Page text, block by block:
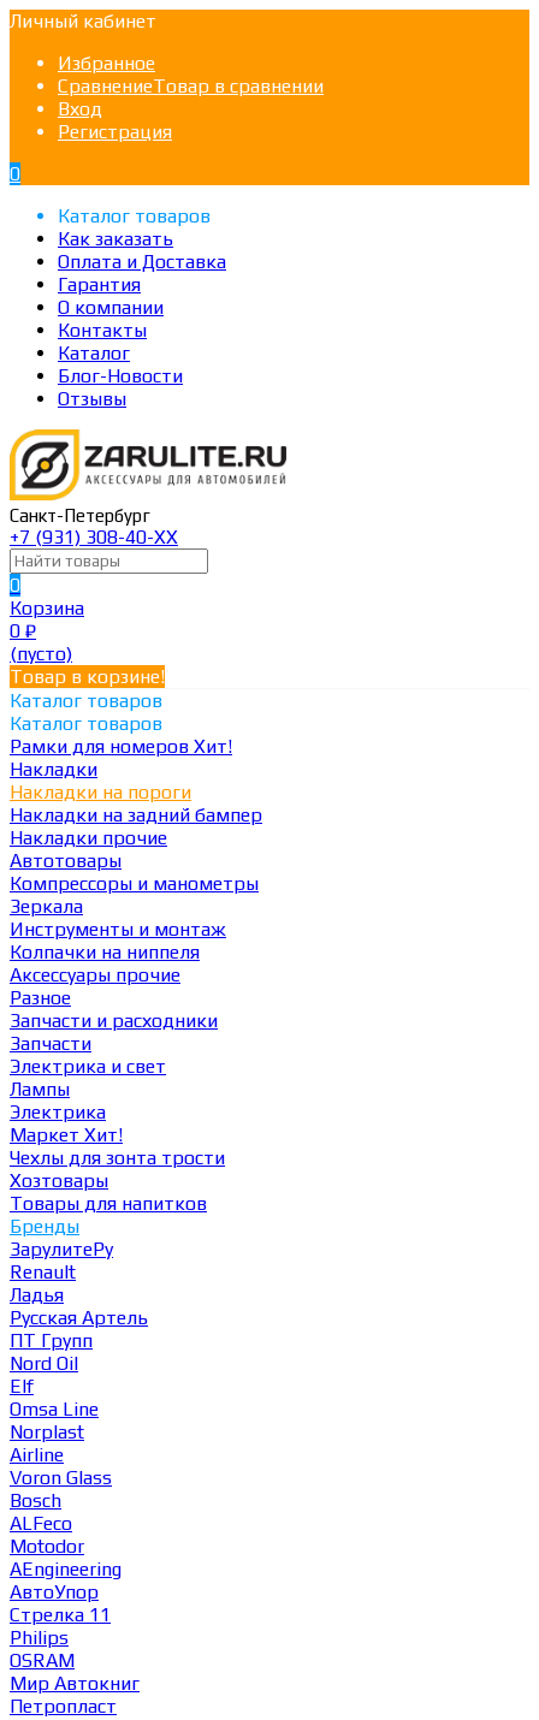
Личный кабинет
Избранное
СравнениеТовар в сравнении
Вход
Регистрация
0
Каталог товаров
Как заказать
Оплата и Доставка
Гарантия
О компании
Контакты
Каталог
Блог-Новости
Отзывы
Санкт-Петербург
+7 (931) 308-40-ХХ
0
Корзина
0 ₽
(пусто)
Товар в корзине!
Каталог товаров
Каталог товаров
Рамки для номеров Хит!
Накладки
Накладки на пороги
Накладки на задний бампер
Накладки прочие
Автотовары
Компрессоры и манометры
Зеркала
Инструменты и монтаж
Колпачки на ниппеля
Аксессуары прочие
Разное
Запчасти и расходники
Запчасти
Электрика и свет
Лампы
Электрика
Маркет Хит!
Чехлы для зонта трости
Хозтовары
Товары для напитков
Бренды
ЗарулитеРу
Renault
Ладья
Русская Артель
ПТ Групп
Nord Oil
Elf
Omsa Line
Norplast
Airline
Voron Glass
Bosch
ALFeco
Motodor
AEngineering
АвтоУпор
Стрелка 11
Philips
OSRAM
Мир Автокниг
Петропласт